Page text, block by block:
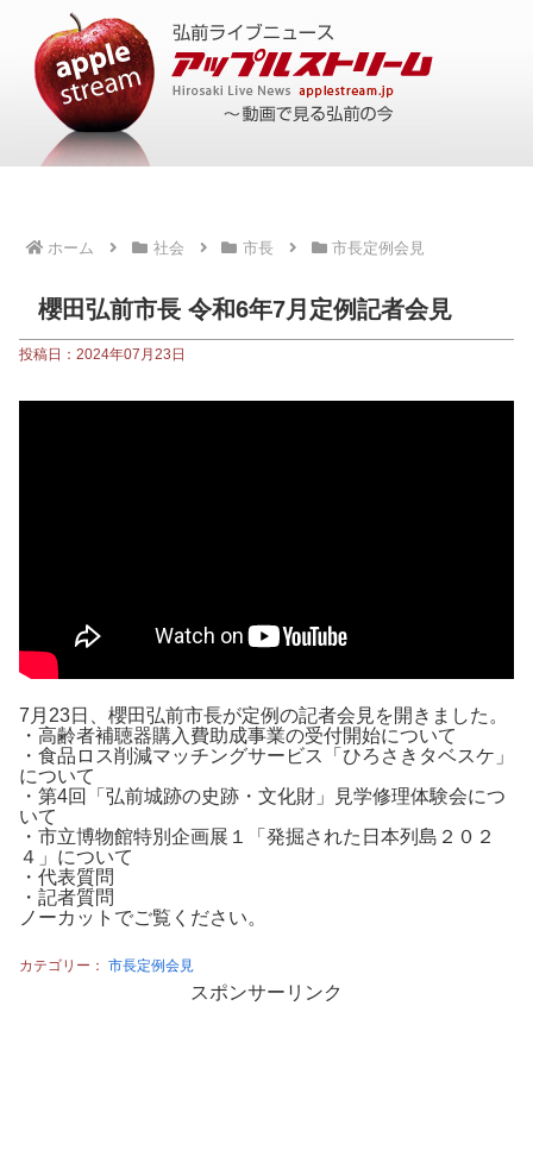
ホーム 社会 市長 市長定例会見
櫻田弘前市長 令和6年7月定例記者会見
投稿日：2024年07月23日
7月23日、櫻田弘前市長が定例の記者会見を開きました。
・高齢者補聴器購入費助成事業の受付開始について
・食品ロス削減マッチングサービス「ひろさきタベスケ」
について
・第4回「弘前城跡の史跡・文化財」見学修理体験会につ
いて
・市立博物館特別企画展１「発掘された日本列島２０２
４」について
・代表質問
・記者質問
ノーカットでご覧ください。
カテゴリー： 市長定例会見
スポンサーリンク